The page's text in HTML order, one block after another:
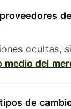
ocultas,
medio del
de